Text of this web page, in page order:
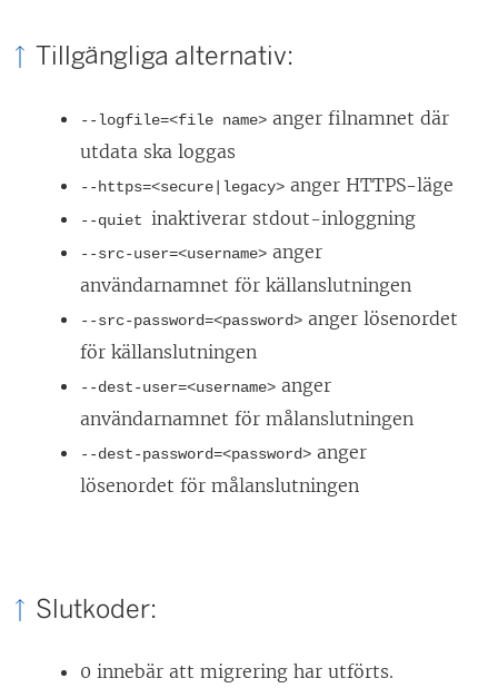
Tillgängliga alternativ:
--logfile=<file name> anger filnamnet där
utdata ska loggas
--https=<secure|legacy> anger HTTPS-läge
--quiet inaktiverar stdout-inloggning
--src-user=<username> anger
användarnamnet för källanslutningen
--src-password=<password> anger lösenordet
för källanslutningen
--dest-user=<username> anger
användarnamnet för målanslutningen
--dest-password=<password> anger
lösenordet för målanslutningen
Slutkoder:
0 innebär att migrering har utförts.